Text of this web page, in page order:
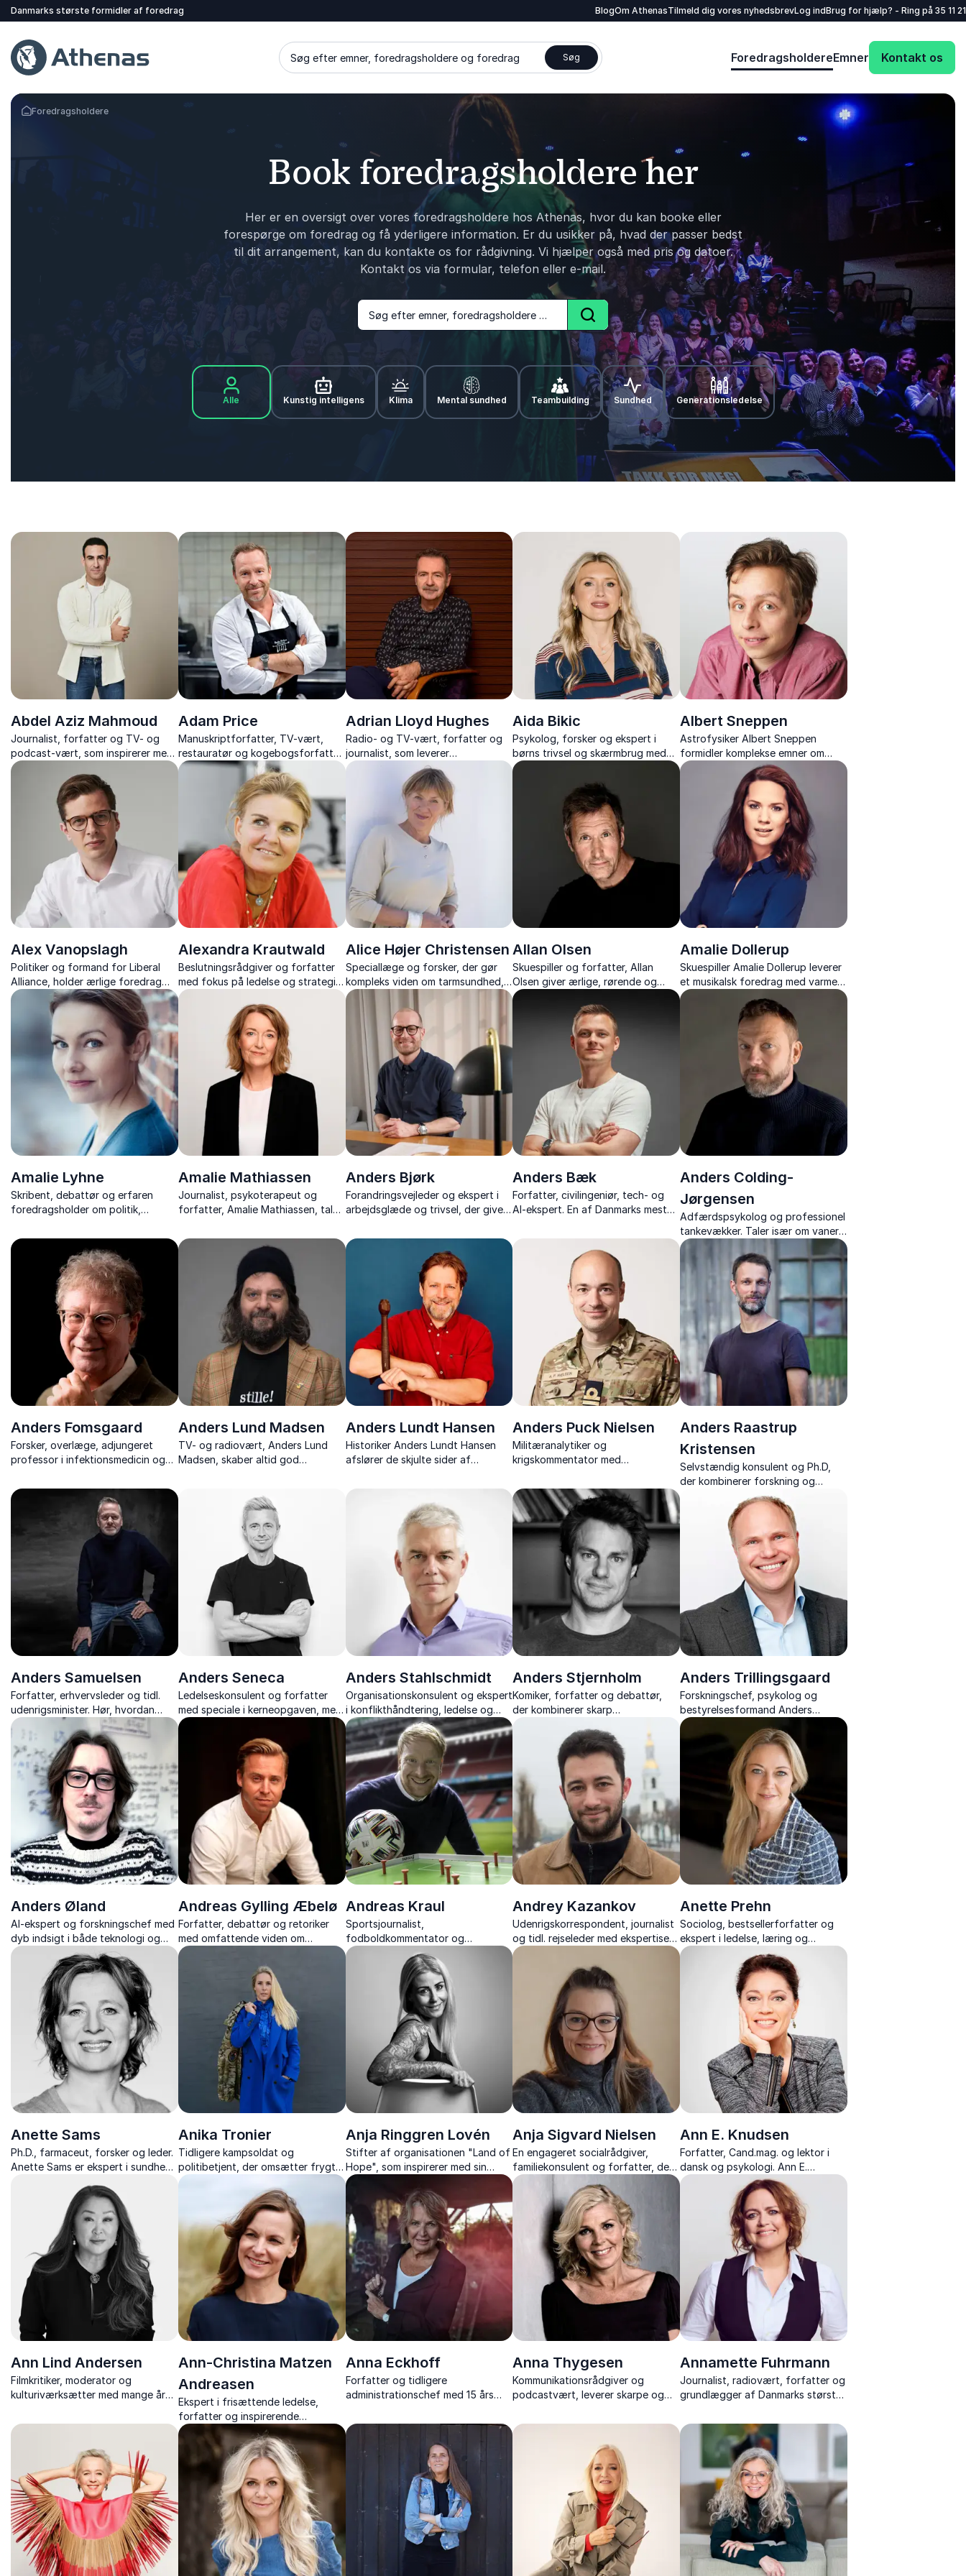
Danmarks største formidler af foredrag BlogOm AthenasTilmeld dig vores nyhedsbrevLog indBrug for hjælp? - Ring på 35 11
Søg efter emner, foredragsholdere og foredrag Søg ForedragsholdereEmner Kontakt os
Tilbage til forsiden
Foredragsholdere
Book foredragsholdere her
Her er en oversigt over vores foredragsholdere hos Athenas, hvor du kan booke eller
forespørge om foredrag og få yderligere information. Er du usikker på, hvad der passer bedst
til dit arrangement, kan du kontakte os for rådgivning. Vi hjælper også med pris og datoer.
Kontakt os via formular, telefon eller e-mail.
Søg efter emner, foredragsholdere og foredrag Søg
Alle Kunstig intelligens Klima Mental sundhed Teambuilding Sundhed Generationsledelse
Abdel Aziz Mahmoud
Journalist, forfatter og TV- og
podcast-vært, som inspirerer med
foredrag om diversitet, identitet
og inklusion – med humor, dybde
og personlige erfaringer.
Adam Price
Manuskriptforfatter, TV-vært,
restauratør og kogebogsforfatter,
som inspirerer med historier om
tv-succeser, madglæde og
kreativitet – kendt fra “Spise med
Adrian Lloyd Hughes
Radio- og TV-vært, forfatter og
journalist, som leverer
underholdende foredrag om kunst,
kultur og sprog – altid med humor
og skarpe pointer.
Aida Bikic
Psykolog, forsker og ekspert i
børns trivsel og skærmbrug med
stærk forskningsbaggrund – få
viden og værktøjer til
følelsesregulering og
grænsesætning.
Albert Sneppen
Astrofysiker Albert Sneppen
formidler komplekse emner om
universet, sorte huller og
kosmologi med både passion og
forståelighed.
Alex Vanopslagh
Politiker og formand for Liberal
Alliance, holder ærlige foredrag
om ansvar, personlig udvikling og
ledelse – baseret på egne
erfaringer fra dansk politik.
Alexandra Krautwald
Beslutningsrådgiver og forfatter
med fokus på ledelse og strategi,
der ruster jer til fremtidens
arbejdsmarked med nærværende
og lærende foredrag.
Alice Højer Christensen
Speciallæge og forsker, der gør
kompleks viden om tarmsundhed,
IBS og mikrobiomet konkret og
brugbar.
Allan Olsen
Skuespiller og forfatter, Allan
Olsen giver ærlige, rørende og
humoristiske foredrag om livet,
alkoholisme og vejen til forandring.
Amalie Dollerup
Skuespiller Amalie Dollerup leverer
et musikalsk foredrag med varme,
kendte sange og levende historier.
Amalie Lyhne
Skribent, debattør og erfaren
foredragsholder om politik,
debat, der åbner for refleksion og
nødvendig dialog.
Amalie Mathiassen
Journalist, psykoterapeut og
forfatter, Amalie Mathiassen, taler
dobbeltliv og vejen tilbage.
Anders Bjørk
Forandringsvejleder og ekspert i
arbejdsglæde og trivsel, der giver
forandringer med nærvær, humor
og værktøjer.
Anders Bæk
Forfatter, civilingeniør, tech- og
AI-ekspert. En af Danmarks mest
kunstig intelligens og forfatter til
bestselleren "AI-epoken"
Anders Colding-
Jørgensen
Adfærdspsykolog og professionel
tankevækker. Taler især om vaner,
adfærd og menneskers forhold til
teknologi og AI.
Anders Fomsgaard
Forsker, overlæge, adjungeret
professor i infektionsmedicin og
Danmarks mest markante
formidlere om virus og vacciner.
Anders Lund Madsen
TV- og radiovært, Anders Lund
Madsen, skaber altid god
erfaren og aldrig kedelig.
Anders Lundt Hansen
Historiker Anders Lundt Hansen
afslører de skjulte sider af
Anders Puck Nielsen
Militæranalytiker og
krigskommentator med
Rusland og moderne krigsførelse –
kendt fra medier, podcasts og
YouTube.
Anders Raastrup
Kristensen
Selvstændig konsulent og Ph.D,
der kombinerer forskning og
formidling i foredrag om
selvledelse og balance i arbejde-
og privatliv
Anders Samuelsen
Forfatter, erhvervsleder og tidl.
udenrigsminister. Hør, hvordan
fællesskab, værdier og
handlekraft gør Danmark til et
samfund, der lykkes mod alle odds.
Anders Seneca
Ledelseskonsulent og forfatter
med speciale i kerneopgaven, med
fokus på hvordan vi kommer fra
hensigt til handling, og fra
standarder til succes.
Anders Stahlschmidt
Organisationskonsulent og ekspert
i konflikthåndtering, ledelse og
samarbejdskultur
Anders Stjernholm
Komiker, forfatter og debattør,
der kombinerer skarp
samfundskritik med humoristisk
kant i foredrag om religion, ADHD
og politik.
Anders Trillingsgaard
Forskningschef, psykolog og
bestyrelsesformand Anders
Trillingsgaard leverer lærerige
foredrag om ledelse, ledergrupper
og samarbejde.
Anders Øland
AI-ekspert og forskningschef med
dyb indsigt i både teknologi og
kreative brancher.
Andreas Gylling Æbelø
Forfatter, debattør og retoriker
med omfattende viden om
identitet, diversitet og værdier.
Andreas Kraul
Sportsjournalist,
fodboldkommentator og
forfatter, Andreas Kraul, formidler
fodboldens historie og nutid med
indsigt, passion og personlige
Andrey Kazankov
Udenrigskorrespondent, journalist
og tidl. rejseleder med ekspertise i
Rusland og Ukraine
Anette Prehn
Sociolog, bestsellerforfatter og
ekspert i ledelse, læring og
vaneændring
Anette Sams
Ph.D., farmaceut, forsker og leder.
Anette Sams er ekspert i sundhed,
formidler med stor
gennemslagskraft.
Anika Tronier
Tidligere kampsoldat og
politibetjent, der omsætter frygt,
mod og ansvar til konkret adfærd,
kultur og psykologisk tryghed i
organisationer.
Anja Ringgren Lovén
Stifter af organisationen "Land of
Hope", som inspirerer med sin
modige kamp for Afrikas børn – et
foredrag om håb, vilje og
menneskelighed.
Anja Sigvard Nielsen
En engageret socialrådgiver,
familiekonsulent og forfatter, der
med anerkendende pædagogik og
forskning styrker selvværdet hos
temperamentsfulde og sårbare
Ann E. Knudsen
Forfatter, Cand.mag. og lektor i
dansk og psykologi. Ann E.
Knudsen formidler neuropsykologi
og pædagogik med indsigt og
Ann Lind Andersen
Filmkritiker, moderator og
kulturiværksætter med mange års
scener.
Ann-Christina Matzen
Andreasen
Ekspert i frisættende ledelse,
forfatter og inspirerende
foredragsholder
Anna Eckhoff
Forfatter og tidligere
administrationschef med 15 års
brændpunkter, formidler ærlige og
stærke fortællinger, der rører,
udfordrer og inspirerer.
Anna Thygesen
Kommunikationsrådgiver og
podcastvært, leverer skarpe og
kommunikation – med erfaring fra
Annamette Fuhrmann
Journalist, radiovært, forfatter og
grundlægger af Danmarks største
Instagram, fortæller om
overgangsalderen gennem humor
og ærlighed.